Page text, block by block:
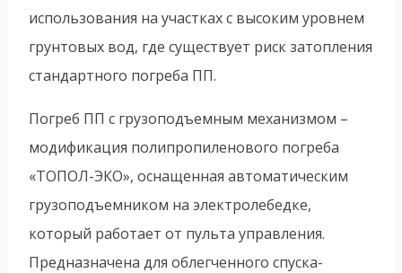
использования на участках с высоким уровнем
грунтовых вод, где существует риск затопления
стандартного погреба ПП.
Погреб ПП с грузоподъемным механизмом –
модификация полипропиленового погреба
«ТОПОЛ-ЭКО», оснащенная автоматическим
грузоподъемником на электролебедке,
который работает от пульта управления.
Предназначена для облегченного спуска-